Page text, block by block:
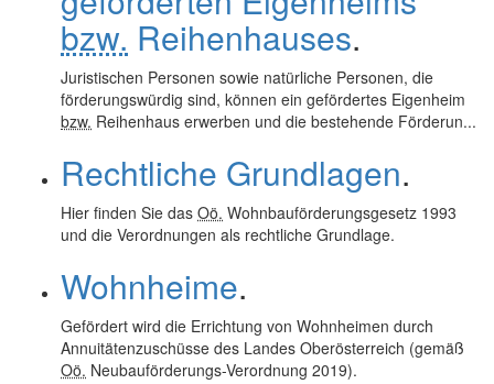
bzw. Reihenhauses.
Juristischen Personen sowie natürliche Personen, die
förderungswürdig sind, können ein gefördertes Eigenheim
bzw. Reihenhaus erwerben und die bestehende Förderun...
Rechtliche Grundlagen.
Hier finden Sie das Oö. Wohnbauförderungsgesetz 1993
und die Verordnungen als rechtliche Grundlage.
Wohnheime.
Gefördert wird die Errichtung von Wohnheimen durch
Annuitätenzuschüsse des Landes Oberösterreich (gemäß
Oö. Neubauförderungs-Verordnung 2019).